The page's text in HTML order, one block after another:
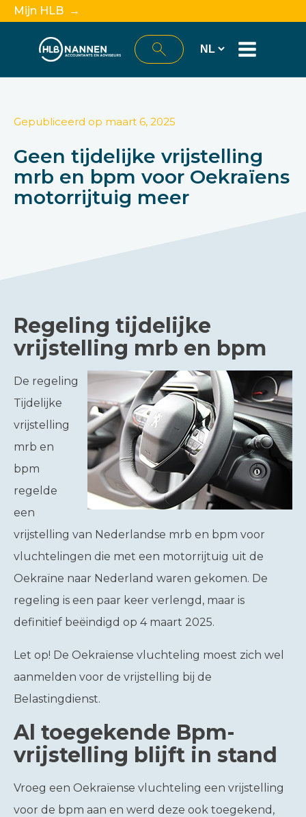
Mijn HLB →
Gepubliceerd op maart 6, 2025
Geen tijdelijke vrijstelling
mrb en bpm voor Oekraïens
motorrijtuig meer
Regeling tijdelijke
vrijstelling mrb en bpm
De regeling
Tijdelijke
vrijstelling
mrb en
bpm
regelde
een
vrijstelling van Nederlandse mrb en bpm voor
vluchtelingen die met een motorrijtuig uit de
Oekraïne naar Nederland waren gekomen. De
regeling is een paar keer verlengd, maar is
definitief beëindigd op 4 maart 2025.
Let op! De Oekraïense vluchteling moest zich wel
aanmelden voor de vrijstelling bij de
Belastingdienst.
Al toegekende Bpm-
vrijstelling blijft in stand
Vroeg een Oekraïense vluchteling een vrijstelling
voor de bpm aan en werd deze ook toegekend,